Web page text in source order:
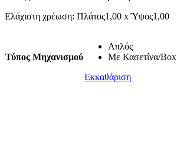
Ελάχιστη χρέωση: Πλάτος1,00 x Ύψος1,00
Τύπος Μηχανισμού
Απλός
Με Κασετίνα/Box
Εκκαθάριση